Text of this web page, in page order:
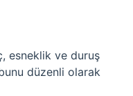
esneklik ve duruş
düzenli olarak